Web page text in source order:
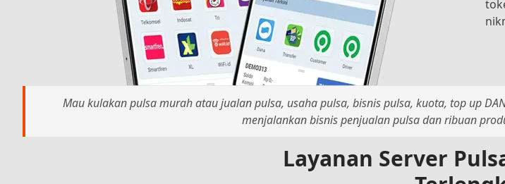
Mau kulakan pulsa murah atau jualan pulsa, usaha pulsa, bisnis pulsa, kuota, top up
menjalankan bisnis penjualan pulsa dan ribuan
Layanan Server